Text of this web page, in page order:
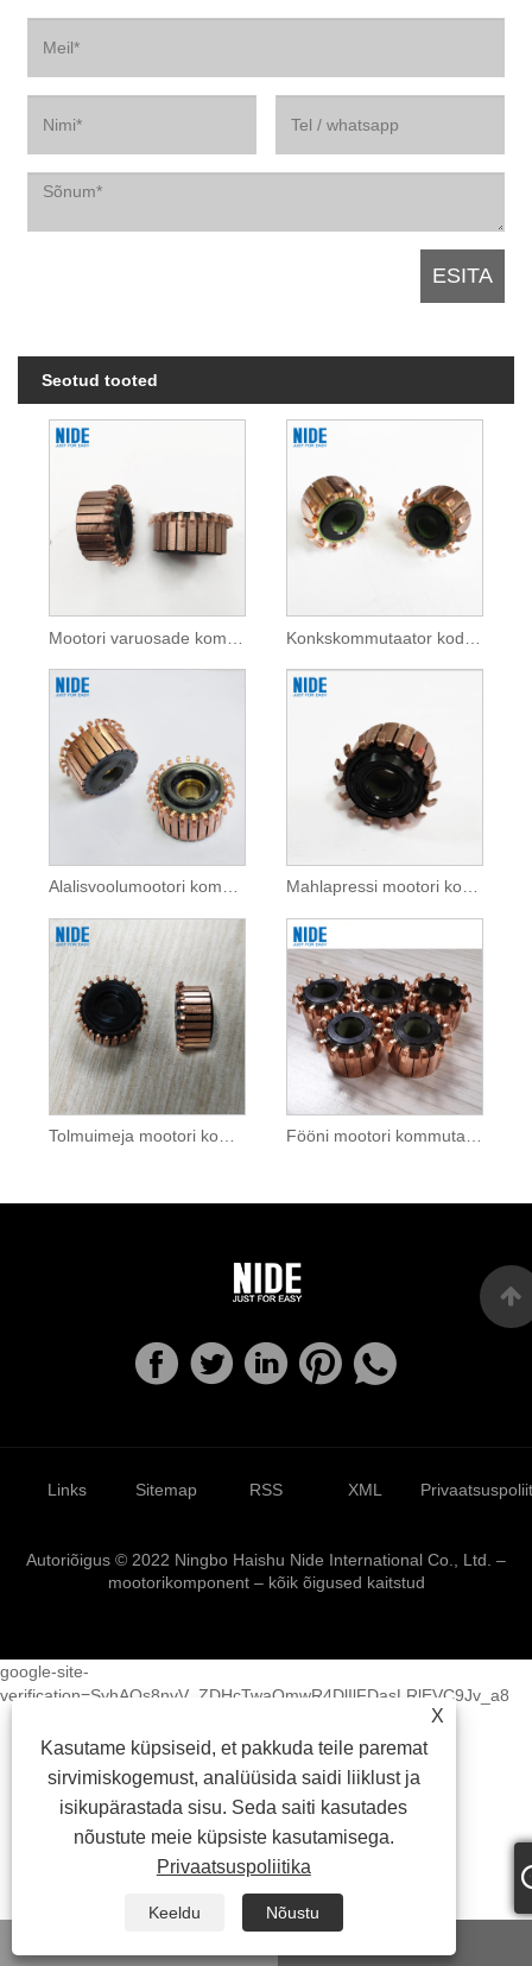
Seotud tooted
Alalisvoolumootori kommutaator kodumasinatele Mahlapressi mootori kommutaator kodumasinatele
Tolmuimeja mootori kommutaator
X
Kasutame küpsiseid, et pakkuda teile paremat
sirvimiskogemust, analüüsida saidi liiklust ja
isikupärastada sisu. Seda saiti kasutades
nõustute meie küpsiste kasutamisega.
Privaatsuspoliitika
Keeldu
Nõustu
Links Sitemap RSS XML
Autoriõigus © 2022 Ningbo Haishu Nide International Co., Ltd. –
mootorikomponent – ​​kõik õigused kaitstud
google-site-
verification=SyhAOs8nvV_ZDHcTwaQmwR4DlIlFDasLRlEVC9Jv_a8